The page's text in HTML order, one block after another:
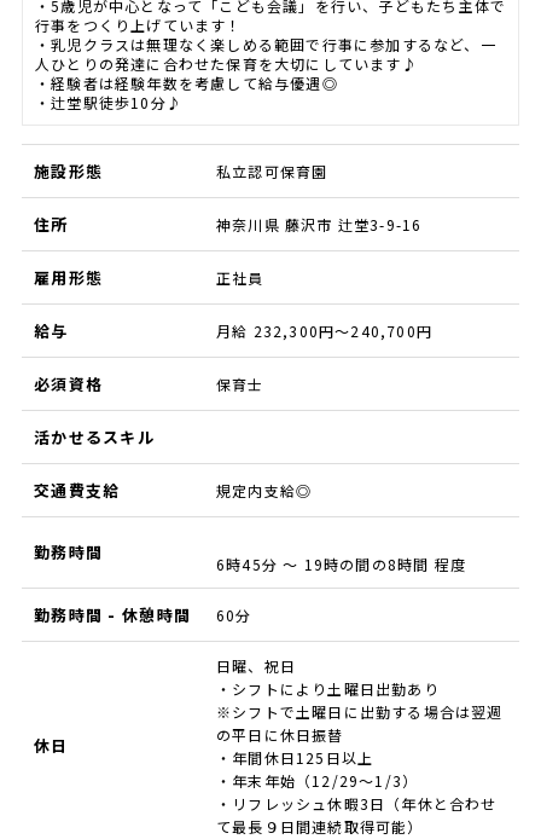
・5歳児が中心となって「こども会議」を行い、子どもたち主体で
行事をつくり上げています！
・乳児クラスは無理なく楽しめる範囲で行事に参加するなど、一
人ひとりの発達に合わせた保育を大切にしています♪
・経験者は経験年数を考慮して給与優遇◎
・辻堂駅徒歩10分♪
施設形態 私立認可保育園
住所 神奈川県 藤沢市 辻堂3-9-16
雇用形態 正社員
給与 月給 232,300円～240,700円
必須資格 保育士
活かせるスキル
交通費支給 規定内支給◎
勤務時間
6時45分 ～ 19時の間の8時間 程度
勤務時間 - 休憩時間 60分
休日
日曜、祝日
・シフトにより土曜日出勤あり
※シフトで土曜日に出勤する場合は翌週
の平日に休日振替
・年間休日125日以上
・年末年始（12/29～1/3）
・リフレッシュ休暇3日（年休と合わせ
て最長９日間連続取得可能）